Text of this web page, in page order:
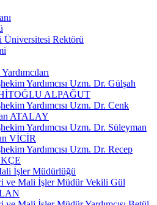
Üniversitesi Rektörü
Yardımcısı Uzm. Dr. Gülşah
ALPAĞUT
Yardımcısı Uzm. Dr. Cenk
ATALAY
Yardımcısı Uzm. Dr. Süleyman
VİCİR
Yardımcısı Uzm. Dr. Recep
İşler Müdürlüğü
ve Mali İşler Müdür Vekili Gül